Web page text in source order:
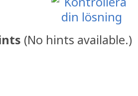
(No hints available.)